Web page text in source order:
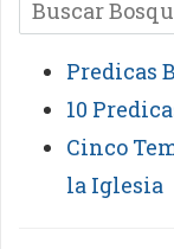
Predicas
10
Cinco
la Iglesia